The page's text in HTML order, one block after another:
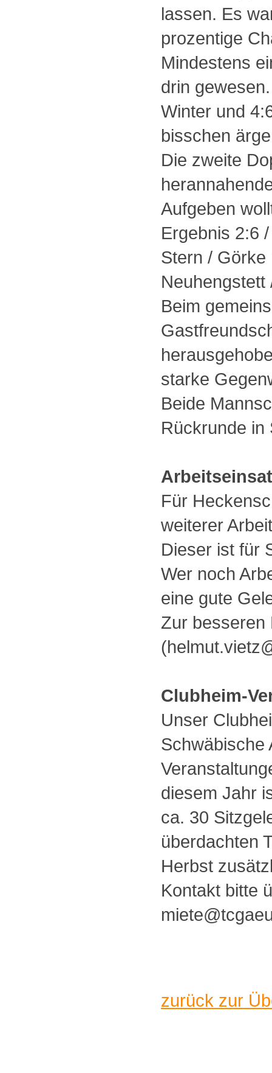
lassen. Es
prozentige
Mindestens
drin
Winter und
bisschen
Die zweite
Aufgeben
Ergebnis 2:6
Stern / Görke
Neuhengstett
Beim
starke
Beide
Rückrunde in
Für
weiterer
Dieser ist für
Wer noch
eine gute
Zur besseren
Clubheim-
Unser
Schwäbische
diesem Jahr
ca. 30
überdachten
Herbst
Kontakt bitte
zurück zur